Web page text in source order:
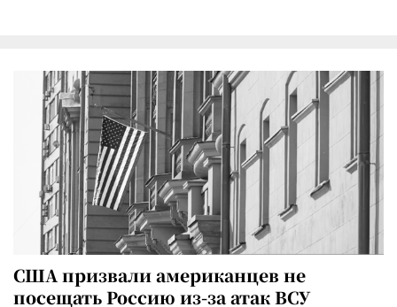
США призвали американцев не
посещать Россию из-за атак ВСУ